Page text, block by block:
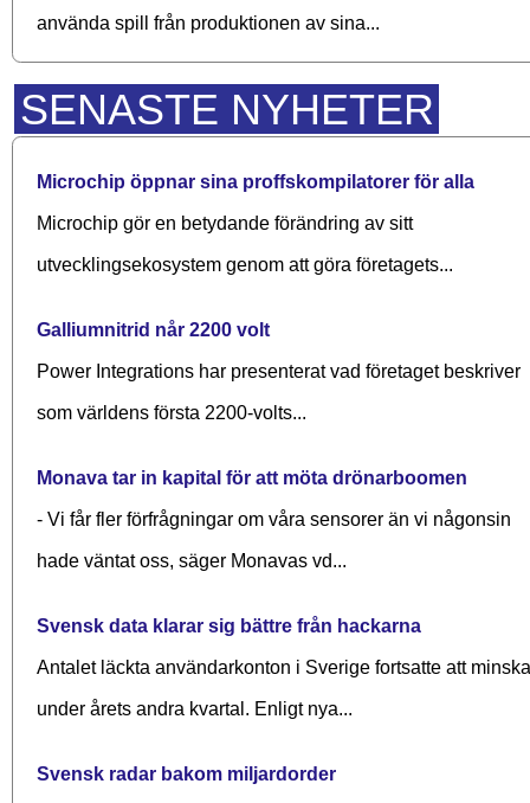
använda spill från produktionen av sina...
SENASTE NYHETER
Microchip öppnar sina proffskompilatorer för alla
Microchip gör en betydande förändring av sitt
utvecklingsekosystem genom att göra företagets...
Galliumnitrid når 2200 volt
Power Integrations har presenterat vad företaget beskriver
som världens första 2200-volts...
Monava tar in kapital för att möta drönarboomen
- Vi får fler förfrågningar om våra sensorer än vi någonsin
hade väntat oss, säger Monavas vd...
Svensk data klarar sig bättre från hackarna
Antalet läckta användarkonton i Sverige fortsatte att minska
under årets andra kvartal. Enligt nya...
Svensk radar bakom miljardorder